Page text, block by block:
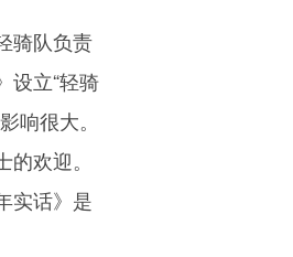
骑队负责
设立“轻骑
响很大。
欢迎。
实话》是